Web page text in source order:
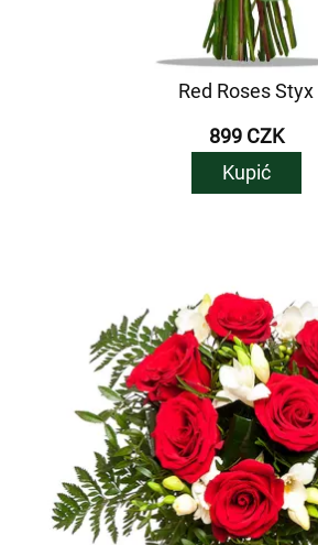
Red Roses Styx
899 CZK
Kupić